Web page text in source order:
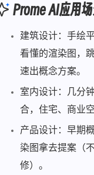
Prome AI应用
建筑设计：手绘
看懂的渲染图，
速出概念方案。
室内设计：几分
合，住宅、商业
产品设计：早期
染图拿去提案（
修）。